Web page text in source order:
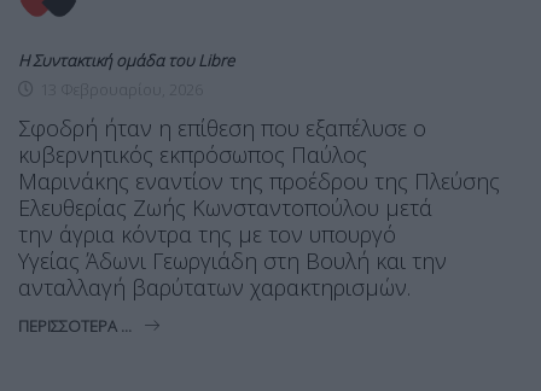
Η Συντακτική ομάδα του Libre
Σφοδρή ήταν η επίθεση που εξαπέλυσε ο
κυβερνητικός εκπρόσωπος Παύλος
Μαρινάκης εναντίον της προέδρου της Πλεύσης
Ελευθερίας Ζωής Κωνσταντοπούλου μετά
την άγρια κόντρα της με τον υπουργό
Υγείας Άδωνι Γεωργιάδη στη Βουλή και την
ανταλλαγή βαρύτατων χαρακτηρισμών.
ΠΕΡΙΣΣΌΤΕΡΑ ...